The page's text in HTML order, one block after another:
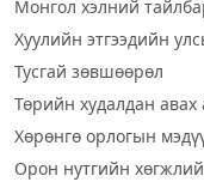
Монгол хэлний
Хуулийн этгээдийн
Тусгай зөвшөөрөл
Төрийн худалдан авах
Хөрөнгө орлогын
Орон нутгийн